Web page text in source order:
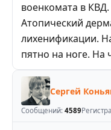
военкомата в
Атопический
лихенификации.
пятно на ноге. На
Сергей
Сообщений: 4589